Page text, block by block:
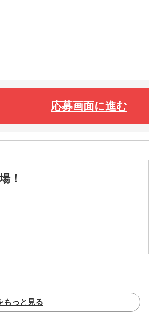
応募画面に進む
！
もっと見る